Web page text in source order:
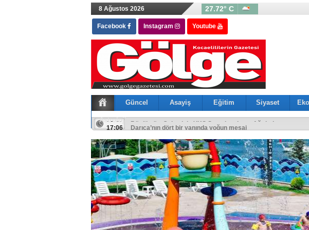
8 Ağustos 2026 27.72° C
Facebook Instagram Youtube
Güncel Asayiş Eğitim Siyaset
Astroloji
16:01 Büyükgöz, Gebze’nin YKS Şampiyonlarını Ağırladı